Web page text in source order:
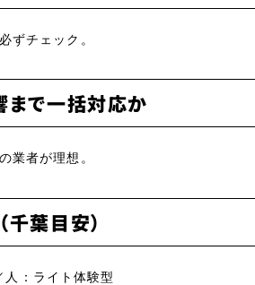
ずチェック。
まで一括対応か
業者が理想。
葉目安）
：ライト体験型